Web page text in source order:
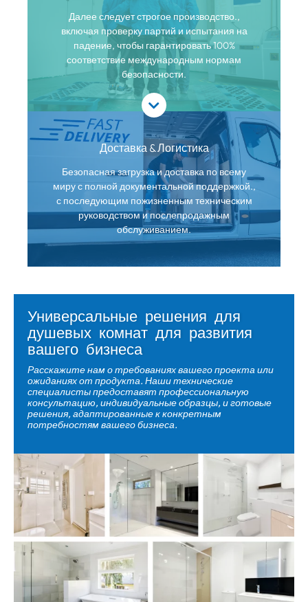
Далее следует строгое производство.,
включая проверку партий и испытания на
падение, чтобы гарантировать 100%
соответствие международным нормам
безопасности.
Доставка & Логистика
Безопасная загрузка и доставка по всему
миру с полной документальной поддержкой.,
с последующим пожизненным техническим
руководством и послепродажным
обслуживанием.
Универсальные решения для
душевых комнат для развития
вашего бизнеса
Расскажите нам о требованиях вашего проекта или
ожиданиях от продукта. Наши технические
специалисты предоставят профессиональную
консультацию, индивидуальные образцы, и готовые
решения, адаптированные к конкретным
потребностям вашего бизнеса.